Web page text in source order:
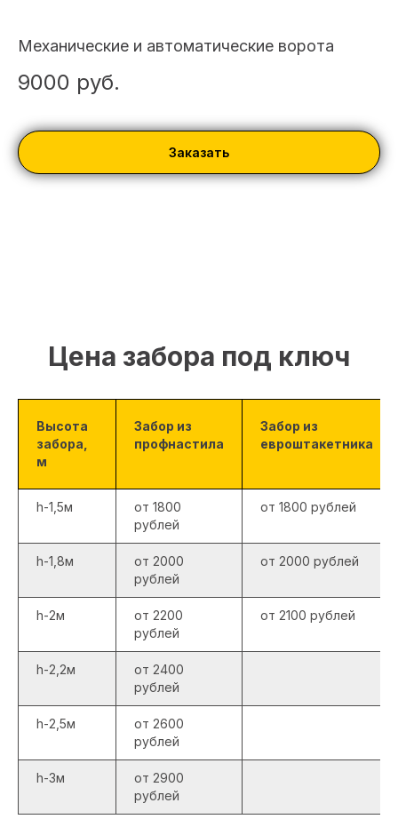
Механические и автоматические ворота
9000 руб.
Заказать
Цена забора под ключ
Высота
забора,
м
Забор из
профнастила
Забор из
евроштакетника
h-1,5м
от 1800
рублей
от 1800 рублей
h-1,8м
от 2000
рублей
от 2000 рублей
h-2м
от 2200
рублей
от 2100 рублей
h-2,2м
от 2400
рублей
h-2,5м
от 2600
рублей
h-3м
от 2900
рублей